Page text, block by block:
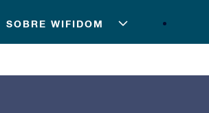
SOBRE WIFIDOM